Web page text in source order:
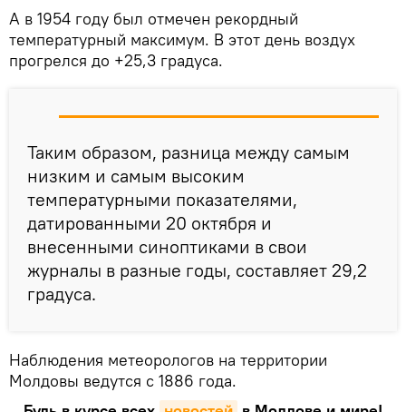
А в 1954 году был отмечен рекордный
температурный максимум. В этот день воздух
прогрелся до +25,3 градуса.
Таким образом, разница между самым
низким и самым высоким
температурными показателями,
датированными 20 октября и
внесенными синоптиками в свои
журналы в разные годы, составляет 29,2
градуса.
Наблюдения метеорологов на территории
Молдовы ведутся с 1886 года.